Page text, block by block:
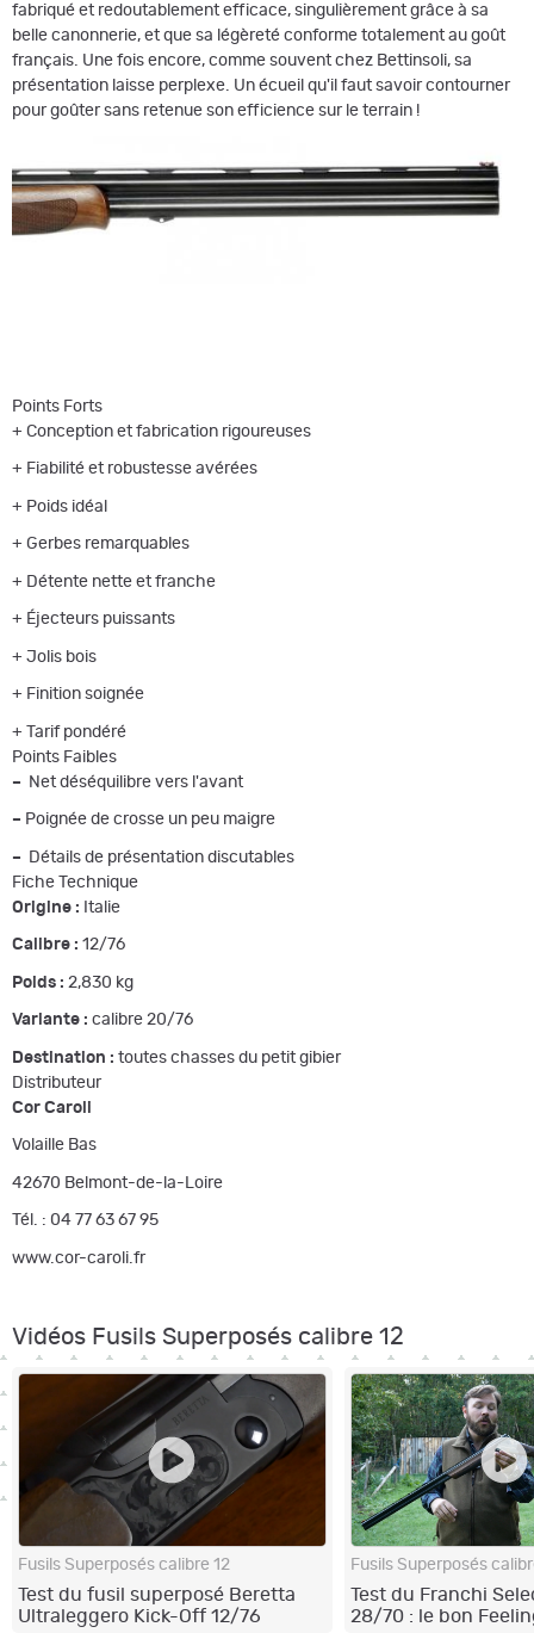
fabriqué et redoutablement efficace, singulièrement grâce à sa
belle canonnerie, et que sa légèreté conforme totalement au goût
français. Une fois encore, comme souvent chez Bettinsoli, sa
présentation laisse perplexe. Un écueil qu'il faut savoir contourner
pour goûter sans retenue son efficience sur le terrain !
Points Forts
+ Conception et fabrication rigoureuses
+ Fiabilité et robustesse avérées
+ Poids idéal
+ Gerbes remarquables
+ Détente nette et franche
+ Éjecteurs puissants
+ Jolis bois
+ Finition soignée
+ Tarif pondéré
Points Faibles
– ­ Net déséquilibre vers l'avant ­
– Poignée de crosse un peu maigre
– ­ Détails de présentation discutables
Fiche Technique
Origine : Italie
Calibre : 12/76
Poids : 2,830 kg
Variante : calibre 20/76
Destination : toutes chasses du petit gibier
Distributeur
Cor Caroli
Volaille Bas
42670 Belmont-de-la-Loire
Tél. : 04 77 63 67 95
www.cor-caroli.fr
Vidéos Fusils Superposés calibre 12
Fusils Superposés calibre 12
Test du fusil superposé Beretta
Ultraleggero Kick-Off 12/76
Fusils Superposés
Test du Franchi
28/70 : le bon